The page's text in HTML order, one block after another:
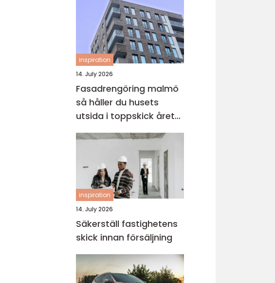
inspiration
14. July 2026
Fasadrengöring malmö
så håller du husets
utsida i toppskick året
runt
inspiration
14. July 2026
Säkerställ fastighetens
skick innan försäljning